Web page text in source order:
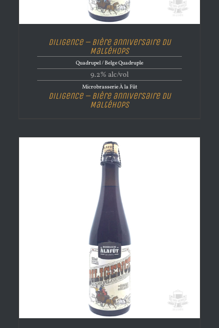
Diligence – Bière anniversaire du
Maltéhops
Quadrupel / Belge Quadruple
9.2% alc/vol
Microbrasserie À la Fût
Diligence – Bière anniversaire du
Maltéhops